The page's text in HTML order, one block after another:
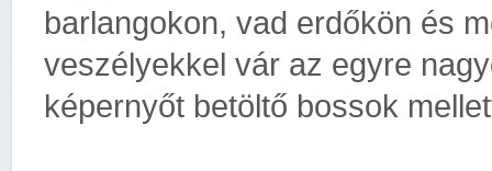
barlangokon, vad erdőkön és
veszélyekkel vár az egyre
képernyőt betöltő bossok